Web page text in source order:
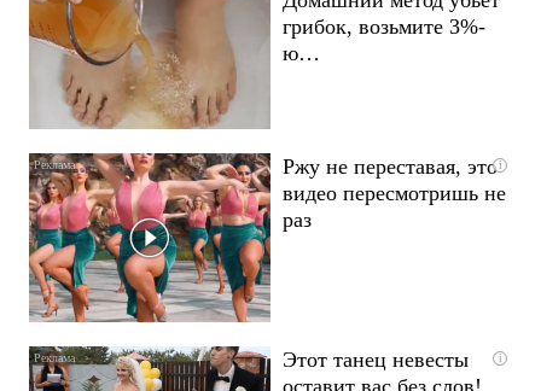
грибок, возьмите 3%-
ю…
i
Ржу не переставая, это
видео пересмотришь не
раз
i
Этот танец невесты
оставит вас без слов!